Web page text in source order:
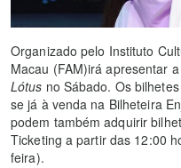
Organizado pelo Instituto
Macau (FAM)irá apresentar
Lótus no Sábado. Os
se já à venda na Bilheteira
podem também adquirir
Ticketing a partir das 12:00
feira).